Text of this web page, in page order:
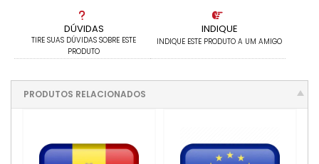
DÚVIDAS
TIRE SUAS DÚVIDAS SOBRE ESTE
PRODUTO
INDIQUE
INDIQUE ESTE PRODUTO A UM AMIGO
PRODUTOS RELACIONADOS